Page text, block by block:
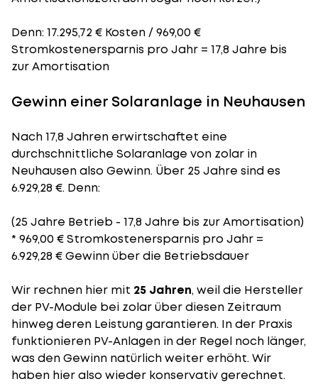
Denn: 17.295,72 € Kosten / 969,00 €
Stromkostenersparnis pro Jahr = 17,8 Jahre bis
zur Amortisation
Gewinn einer Solaranlage in Neuhausen
Nach 17,8 Jahren erwirtschaftet eine
durchschnittliche Solaranlage von zolar in
Neuhausen also Gewinn. Über 25 Jahre sind es
6.929,28 €. Denn:
(25 Jahre Betrieb - 17,8 Jahre bis zur Amortisation)
* 969,00 € Stromkostenersparnis pro Jahr =
6.929,28 € Gewinn über die Betriebsdauer
Wir rechnen hier mit 25 Jahren, weil die Hersteller
der PV-Module bei zolar über diesen Zeitraum
hinweg deren Leistung garantieren. In der Praxis
funktionieren PV-Anlagen in der Regel noch länger,
was den Gewinn natürlich weiter erhöht. Wir
haben hier also wieder konservativ gerechnet.